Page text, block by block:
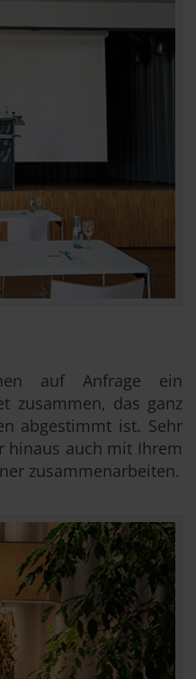
auf Anfrage ein
zusammen, das ganz
abgestimmt ist. Sehr
hinaus auch mit Ihrem
zusammenarbeiten.